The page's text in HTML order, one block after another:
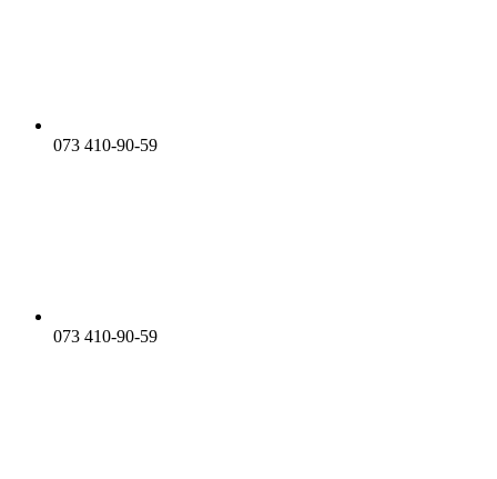
073 410-90-59
073 410-90-59